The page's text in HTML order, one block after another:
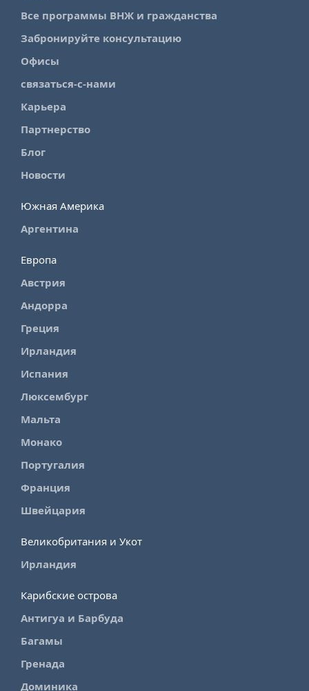
Все программы ВНЖ и гражданства
Забронируйте консультацию
Офисы
связаться-с-нами
Карьера
Партнерство
Блог
Новости
Южная Америка
Аргентина
Европа
Австрия
Андорра
Греция
Ирландия
Испания
Люксембург
Мальта
Монако
Португалия
Франция
Швейцария
Великобритания и Укот
Ирландия
Карибские острова
Антигуа и Барбуда
Багамы
Гренада
Доминика